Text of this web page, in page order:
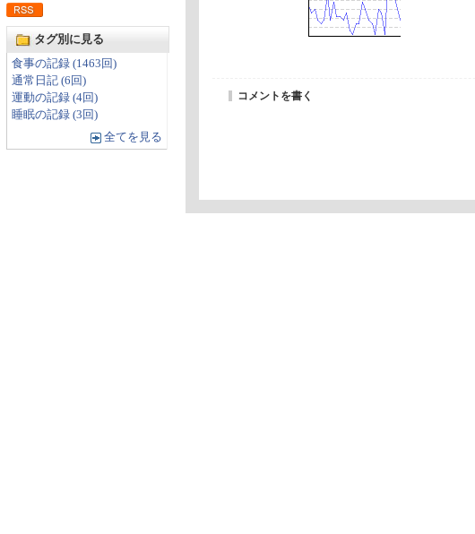
タグ別に見る
食事の記録 (1463回)
通常日記 (6回)
運動の記録 (4回)
睡眠の記録 (3回)
全てを見る
コメントを書く